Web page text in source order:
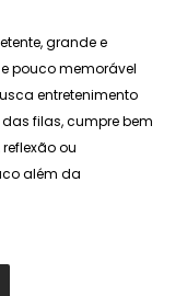
grande e
pouco memorável
entretenimento
filas, cumpre bem
ou
além da